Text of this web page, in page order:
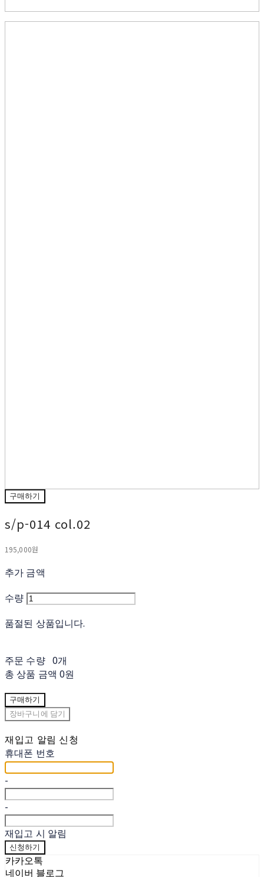
구매하기
s/p-014 col.02
195,000원
추가 금액
수량
품절된 상품입니다.
주문 수량 0개
총 상품 금액 0원
구매하기
장바구니에 담기
재입고 알림 신청
휴대폰 번호
-
-
재입고 시 알림
신청하기
카카오톡
네이버 블로그